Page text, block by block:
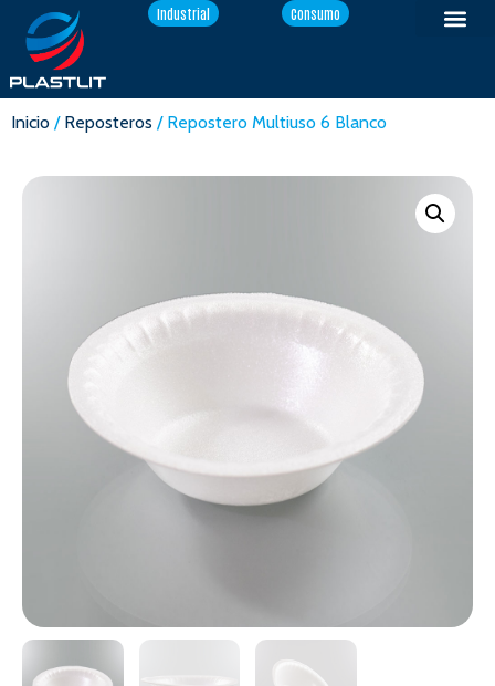
Industrial Consumo
Inicio / Reposteros / Repostero Multiuso 6 Blanco